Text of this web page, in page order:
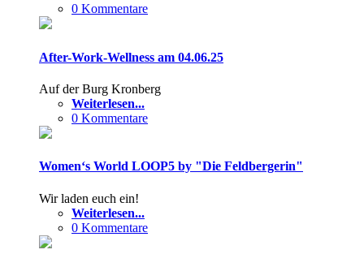
0 Kommentare
After-Work-Wellness am 04.06.25
Auf der Burg Kronberg
Weiterlesen...
0 Kommentare
Women‘s World LOOP5 by "Die Feldbergerin"
Wir laden euch ein!
Weiterlesen...
0 Kommentare